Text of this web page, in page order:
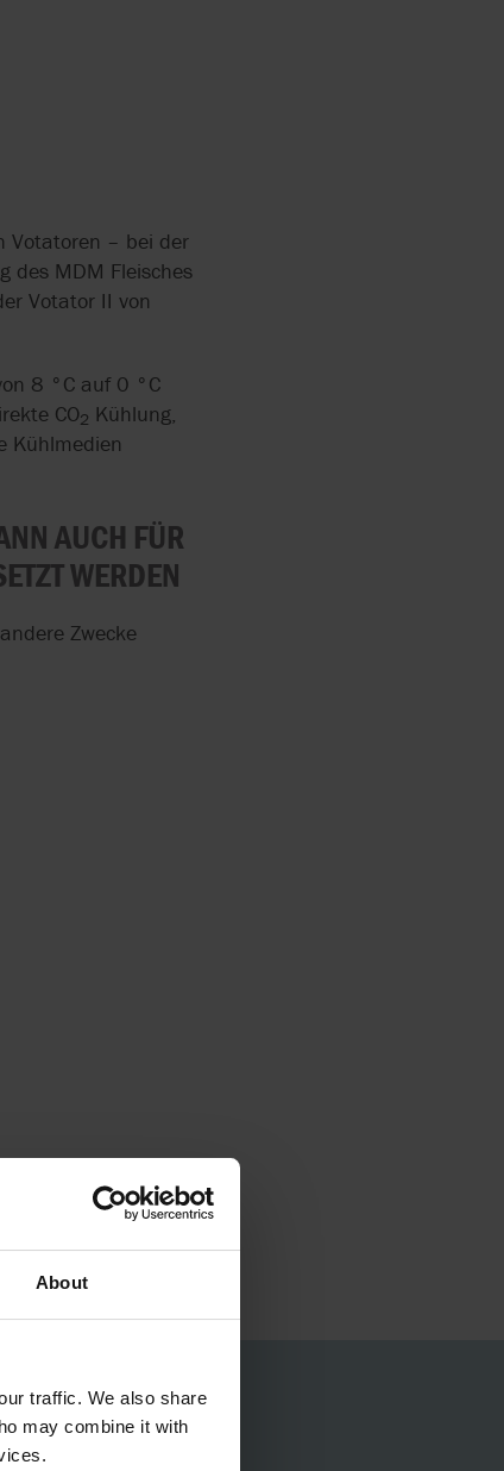
About
traffic. We also share
may combine it with
Votatoren – bei der
des MDM Fleisches
Votator II von
8 °C auf 0 °C
CO2 Kühlung,
Kühlmedien
AUCH FÜR
WERDEN
Zwecke